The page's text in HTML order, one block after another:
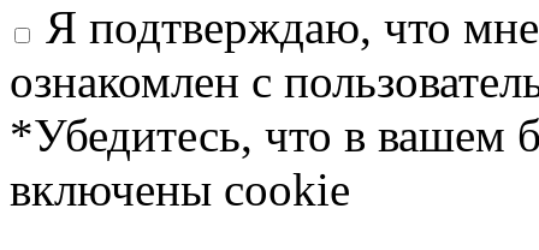
Я подтверждаю, что
ознакомлен с
*Убедитесь, что в вашем
включены cookie